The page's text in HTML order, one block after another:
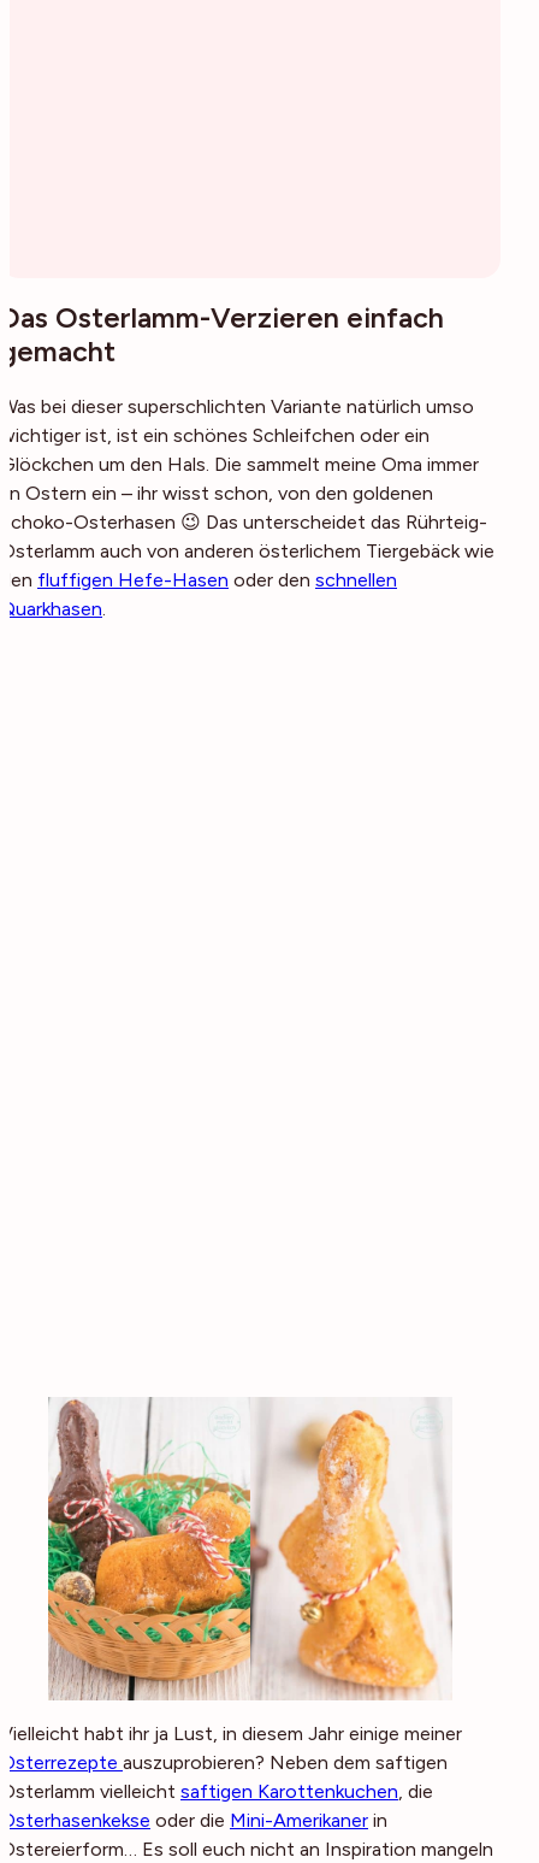
Das Osterlamm-Verzieren einfach
gemacht
Was bei dieser superschlichten Variante natürlich umso
wichtiger ist, ist ein schönes Schleifchen oder ein
Glöckchen um den Hals. Die sammelt meine Oma immer
an Ostern ein – ihr wisst schon, von den goldenen
Schoko-Osterhasen 😉 Das unterscheidet das Rührteig-
Osterlamm auch von anderen österlichem Tiergebäck wie
den fluffigen Hefe-Hasen oder den schnellen
Quarkhasen.
Vielleicht habt ihr ja Lust, in diesem Jahr einige meiner
Osterrezepte auszuprobieren? Neben dem saftigen
Osterlamm vielleicht saftigen Karottenkuchen, die
Osterhasenkekse oder die Mini-Amerikaner in
Ostereierform… Es soll euch nicht an Inspiration mangeln